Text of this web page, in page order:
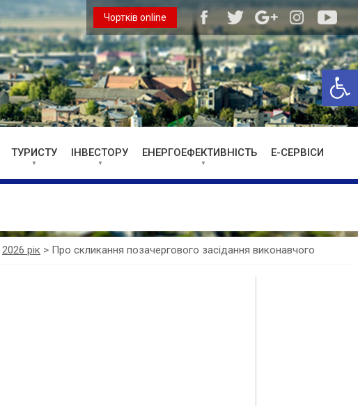
Чортків online
ТУРИСТУ ІНВЕСТОРУ ЕНЕРГОЕФЕКТИВНІСТЬ Е-СЕРВІСИ
2026 рік > Про скликання позачергового засідання виконавчого